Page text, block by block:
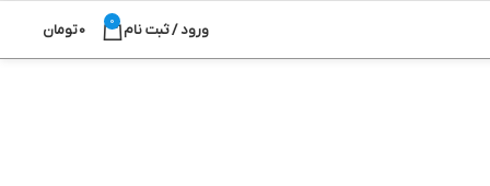
ورود / ثبت نام 0
0تومان